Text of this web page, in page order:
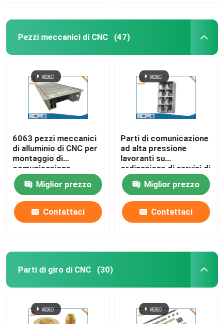
Pezzi meccanici di CNC (47)
6063 pezzi meccanici
di alluminio di CNC per
montaggio di
comunicazione
Miglior prezzo
Contattaci
Parti di comunicazione
ad alta pressione
lavoranti su
ordinazione di servizi di
CNC del ODM dell'OEM
Miglior prezzo
Contattaci
Parti di giro di CNC (30)